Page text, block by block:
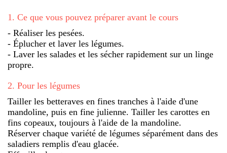
1 . Ce que vous pouvez préparer avant le cours
- Réaliser les pesées.
- Éplucher et laver les légumes.
- Laver les salades et les sécher rapidement sur un linge
propre.
2. Pour les légumes
Tailler les betteraves en fines tranches à l'aide d'une
mandoline, puis en fine julienne. Tailler les carottes en
fins copeaux, toujours à l'aide de la mandoline.
Réserver chaque variété de légumes séparément dans des
saladiers remplis d'eau glacée.